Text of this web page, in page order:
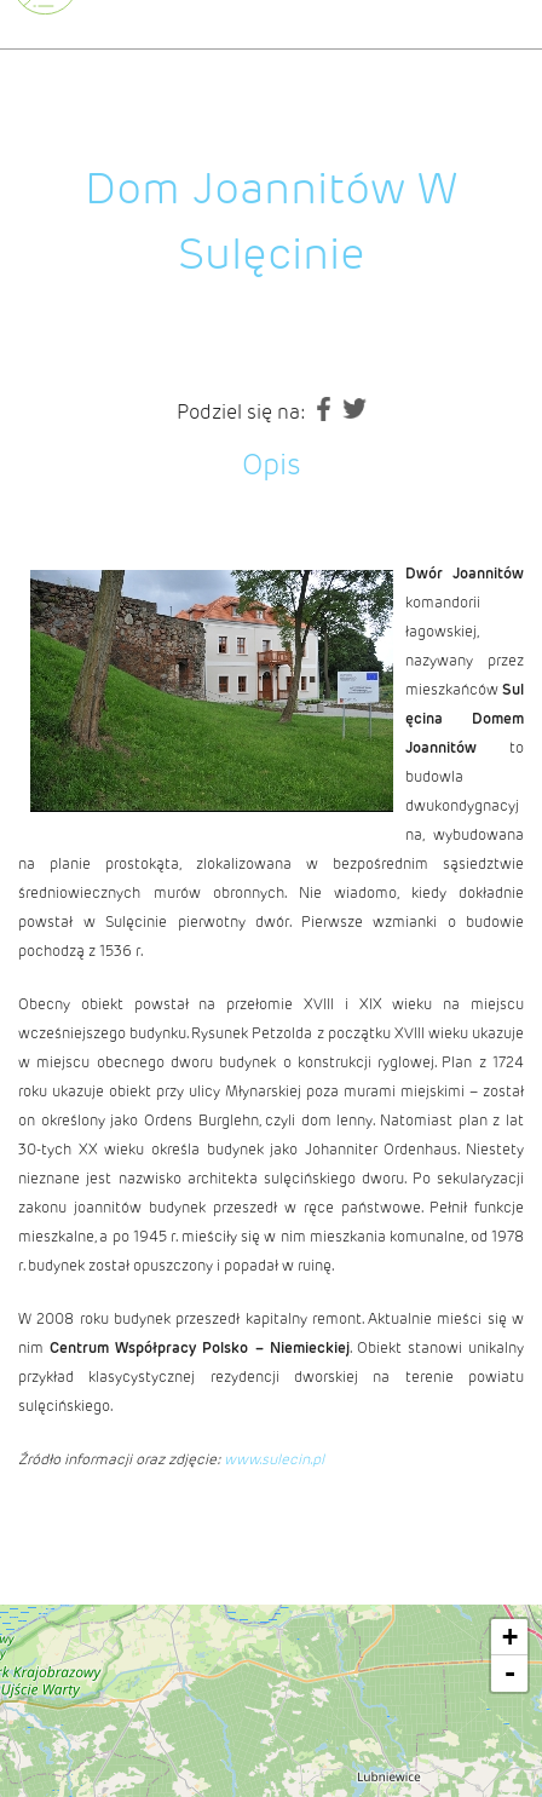
Dom Joannitów W
Sulęcinie
Podziel się na:
Opis
Dwór Joannitów
komandorii
łagowskiej,
nazywany przez
mieszkańców Sul
ęcina
Domem
Joannitów to
budowla
dwukondygnacyj
na, wybudowana
na planie prostokąta, zlokalizowana w bezpośrednim sąsiedztwie
średniowiecznych murów obronnych. Nie wiadomo, kiedy dokładnie
powstał w Sulęcinie pierwotny dwór. Pierwsze wzmianki o budowie
pochodzą z 1536 r.
Obecny obiekt powstał na przełomie XVIII i XIX wieku na miejscu
wcześniejszego budynku. Rysunek Petzolda z początku XVIII wieku ukazuje
w miejscu obecnego dworu budynek o konstrukcji ryglowej. Plan z 1724
roku ukazuje obiekt przy ulicy Młynarskiej poza murami miejskimi – został
on określony jako Ordens Burglehn, czyli dom lenny. Natomiast plan z lat
30-tych XX wieku określa budynek jako Johanniter Ordenhaus. Niestety
nieznane jest nazwisko architekta sulęcińskiego dworu. Po sekularyzacji
zakonu joannitów budynek przeszedł w ręce państwowe. Pełnił funkcje
mieszkalne, a po 1945 r. mieściły się w nim mieszkania komunalne, od 1978
r. budynek został opuszczony i popadał w ruinę.
W 2008 roku budynek przeszedł kapitalny remont. Aktualnie mieści się w
nimCentrum Współpracy Polsko – Niemieckiej. Obiekt stanowi unikalny
przykład klasycystycznej rezydencji dworskiej na terenie powiatu
sulęcińskiego.
Źródło informacji oraz zdjęcie: www.sulecin.pl
+
-